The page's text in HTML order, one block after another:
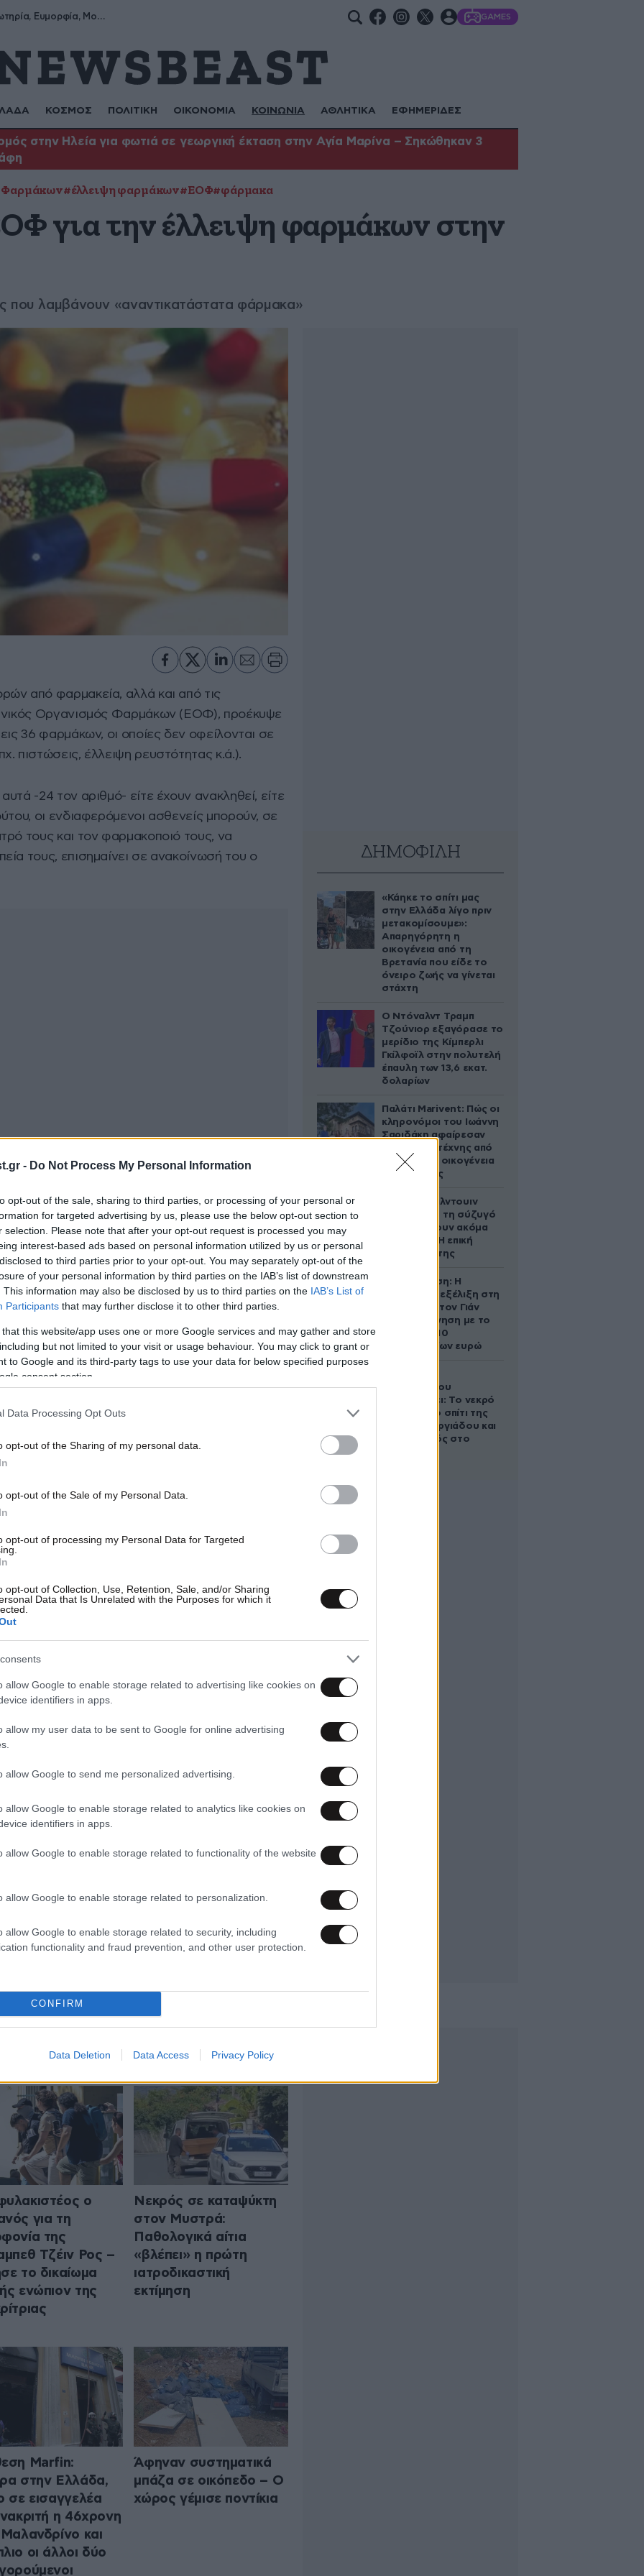
- Do Not Process My Personal Information
opt-out of the sale, sharing to third parties, or processing of your personal or
for targeted advertising by us, please use the below opt-out section to
selection. Please note that after your opt-out request is processed you may
interest-based ads based on personal information utilized by us or personal
to third parties prior to your opt-out. You may separately opt-out of the
of your personal information by third parties on the IAB’s list of downstream
This information may also be disclosed by us to third parties on the IAB’s List of
Participants that may further disclose it to other third parties.
that this website/app uses one or more Google services and may gather and store
but not limited to your visit or usage behaviour. You may click to grant or
to Google and its third-party tags to use your data for below specified purposes
consent section.
Data Processing Opt Outs
opt-out of the Sharing of my personal data.
opt-out of the Sale of my Personal Data.
opt-out of processing my Personal Data for Targeted
opt-out of Collection, Use, Retention, Sale, and/or Sharing
Data that Is Unrelated with the Purposes for which it
allow Google to enable storage related to advertising like cookies on
identifiers in apps.
allow my user data to be sent to Google for online advertising
allow Google to send me personalized advertising.
allow Google to enable storage related to analytics like cookies on
identifiers in apps.
allow Google to enable storage related to functionality of the website
allow Google to enable storage related to personalization.
allow Google to enable storage related to security, including
functionality and fraud prevention, and other user protection.
CONFIRM
Data Deletion Data Access Privacy Policy
Σωτήρης, Σωτηρία, Ευμορφία, Μορφούλα GAMES
ΚΟΣΜΟΣ ΠΟΛΙΤΙΚΗ ΟΙΚΟΝΟΜΙΑ ΚΟΙΝΩΝΙΑ ΑΘΛΗΤΙΚΑ ΕΦΗΜΕΡΙΔΕΣ
στην Ηλεία για φωτιά σε γεωργική έκταση στην Αγία Μαρίνα – Σηκώθηκαν 3
Φαρμάκων#έλλειψη φαρμάκων#ΕΟΦ#φάρμακα
για την έλλειψη φαρμάκων στην
που λαμβάνουν «αναντικατάστατα φάρμακα»
από φαρμακεία, αλλά και από τις
Οργανισμός Φαρμάκων (ΕΟΦ), προέκυψε
36 φαρμάκων, οι οποίες δεν οφείλονται σε
πιστώσεις, έλλειψη ρευστότητας κ.ά.).
-24 τον αριθμό- είτε έχουν ανακληθεί, είτε
οι ενδιαφερόμενοι ασθενείς μπορούν, σε
τους και τον φαρμακοποιό τους, να
τους, επισημαίνει σε ανακοίνωσή του ο
κορτιζονούχα, καρδιολογικά,
είναι αναντικατάστατα, ο ΕΟΦ έχει ήδη
εισαγωγές μέσω Ινστιτούτου
(ΙΦΕΤ), κάλυψη εξατομικευμένων
αλλά και με κυρώσεις, όπου
των ασθενών με τα αναγκαία αυτά φάρμακα.
των τελευταίων ημερών δεν οφείλονται
συνέβαινε στο παρελθόν, αλλά κυρίως
τους φορείς των φαρμακοποιών) σε
στην αρμοδιότητα του ΕΟΦ, αλλά στην
ΔΗΜΟΦΙΛΗ
«Κάηκε το σπίτι μας
στην Ελλάδα λίγο πριν
μετακομίσουμε»:
Απαρηγόρητη η
οικογένεια από τη
Βρετανία που είδε το
όνειρο ζωής να γίνεται
στάχτη
Ο Ντόναλντ Τραμπ
Τζούνιορ εξαγόρασε το
μερίδιο της Κίμπερλι
Γκίλφοϊλ στην πολυτελή
έπαυλη των 13,6 εκατ.
δολαρίων
Παλάτι Marivent: Πώς οι
κληρονόμοι του Ιωάννη
Σαριδάκη αφαίρεσαν
1.300 έργα τέχνης από
τη βασιλική οικογένεια
της Ισπανίας
Ο Άλεκ Μπάλντουιν
ζήτησε από τη σύζυγό
του να κάνουν ακόμα
ένα παιδί – Η επική
αντίδρασή της
Αθηνά Ωνάση: Η
απρόσμενη εξέλιξη στη
διαμάχη με τον Γιάν
Τοπς – Η κίνηση με το
άλογο των 10
εκατομμυρίων ευρώ
Τζώρτζογλου
αποκαλύπτει: Το νεκρό
έμβρυο στο σπίτι της
Μαρίας Γεωργιάδου και
ο εγκλεισμός στο
ΚΟΙΝΩΝΙΑ
ο
για τη
της
Τζέιν Ρος –
το δικαίωμα
ενώπιον της
Νεκρός σε καταψύκτη
στον Μυστρά:
Παθολογικά αίτια
«βλέπει» η πρώτη
ιατροδικαστική
εκτίμηση
Marfin:
στην Ελλάδα,
σε εισαγγελέα
η 46χρονη
και
οι άλλοι δύο
Άφηναν συστηματικά
μπάζα σε οικόπεδο – Ο
χώρος γέμισε ποντίκια